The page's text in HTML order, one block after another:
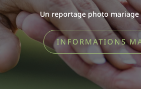
Un reportage photo
INFORMATIONS